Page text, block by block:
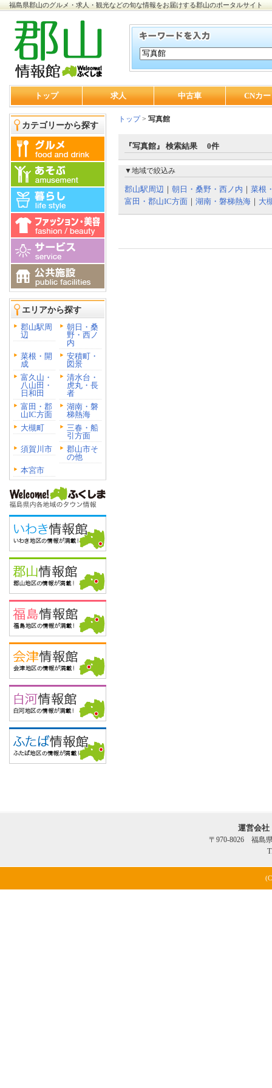
福島県郡山のグルメ・求人・観光などの旬な情報をお届けする郡山のポータルサイト
トップ 求人 中古車 CNカ
カテゴリーから探す
エリアから探す
郡山駅周
辺
朝日・桑
野・西ノ
内
菜根・開
成
安積町・
図景
富久山・
八山田・
日和田
清水台・
虎丸・長
者
富田・郡
山IC方面
湖南・磐
梯熱海
大槻町
三春・船
引方面
須賀川市
郡山市そ
の他
本宮市
トップ> 写真館
『写真館』 検索結果 0件
▼地域で絞込み
郡山駅周辺 ｜ 朝日・桑野・西ノ内 ｜ 菜根
富田・郡山IC方面 ｜ 湖南・磐梯熱海 ｜ 大
運営会
〒970-8026 福島